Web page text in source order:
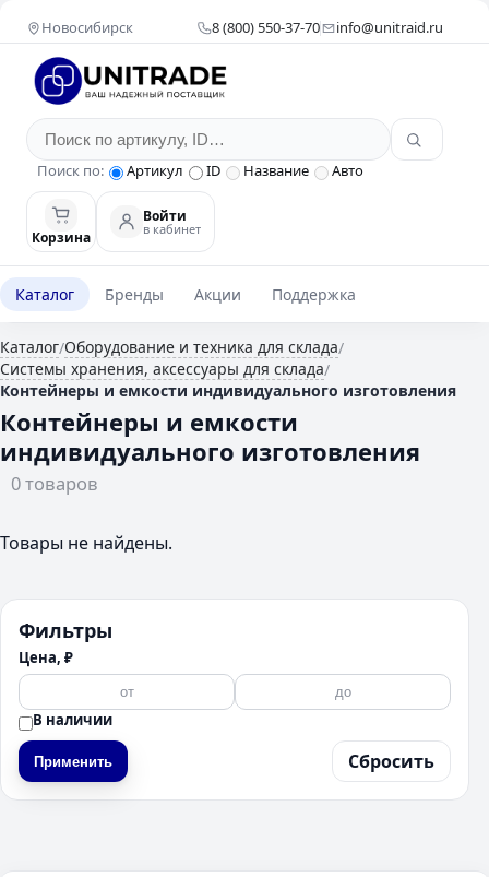
Новосибирск 8 (800) 550-37-70 info@unitraid.ru
Поиск по: Артикул ID Название Авто
Корзина
Войти
в кабинет
Каталог Бренды Акции Поддержка
Каталог/Оборудование и техника для склада/
Системы хранения, аксессуары для склада/
Контейнеры и емкости индивидуального изготовления
Контейнеры и емкости
индивидуального изготовления
0 товаров
Фильтры
Цена, ₽
В наличии
Применить Сбросить
Товары не найдены.